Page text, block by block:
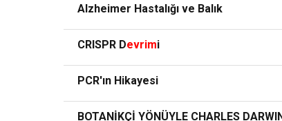
Alzheimer Hastalığı ve Balık
CRISPR Devrimi
PCR'ın Hikayesi
BOTANİKÇİ YÖNÜYLE CHARLES